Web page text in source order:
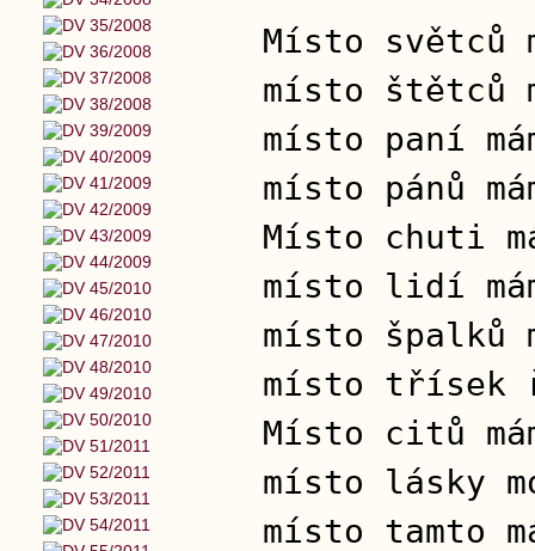
Místo světců
místo štětců
místo paní
místo pánů
Místo chuti
místo lidí
místo špalků
místo třísek
Místo citů
místo lásky
místo tamto